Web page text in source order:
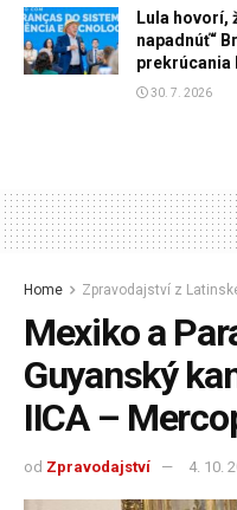
Lula hovorí,
napadnúť“
prekrúcania
30. 7. 2026
Home Zpravodajství z
Mexiko a
Guyanský
IICA –
od Zpravodajství 4. 10.